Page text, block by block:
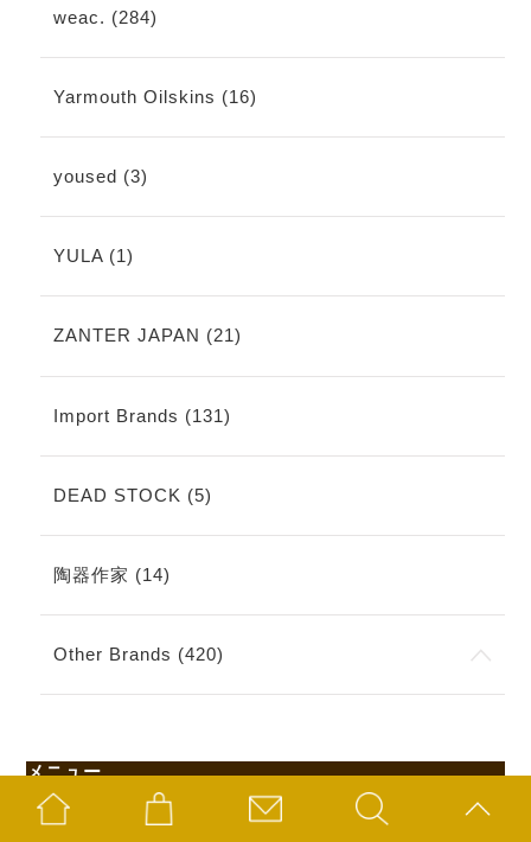
weac. (284)
Yarmouth Oilskins (16)
yoused (3)
YULA (1)
ZANTER JAPAN (21)
Import Brands (131)
DEAD STOCK (5)
陶器作家 (14)
Other Brands (420)
メニュー